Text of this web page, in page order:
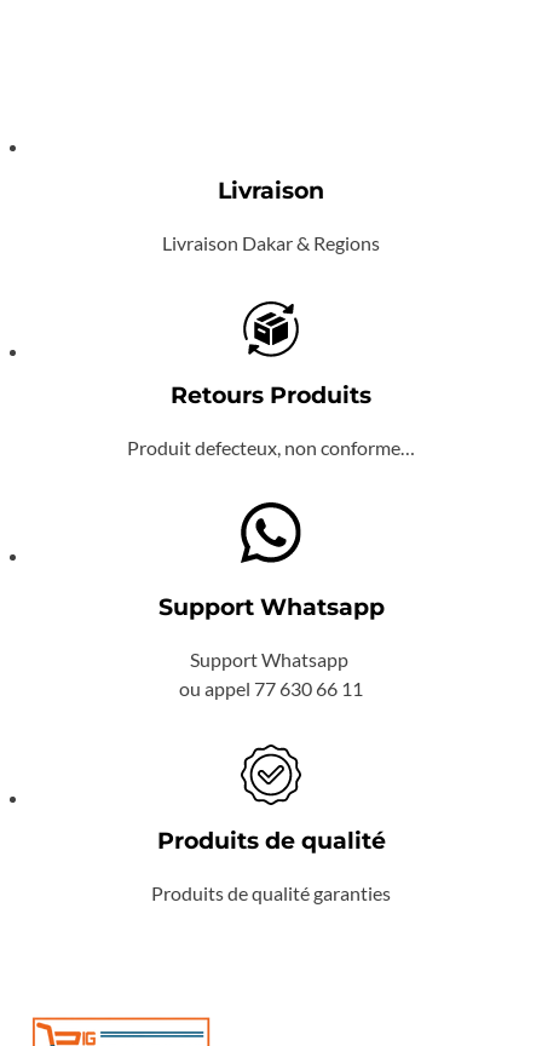
Livraison
Livraison Dakar & Regions
Retours Produits
Produit defecteux, non conforme…
Support Whatsapp
Support Whatsapp
ou appel 77 630 66 11
Produits de qualité
Produits de qualité garanties